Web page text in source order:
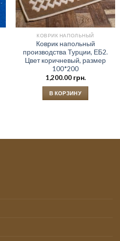
КОВРИК НАПОЛЬНЫЙ
Коврик напольный
производства Турции, ЕБ2.
Цвет коричневый, размер
100*200
1,200.00 грн.
В КОРЗИНУ